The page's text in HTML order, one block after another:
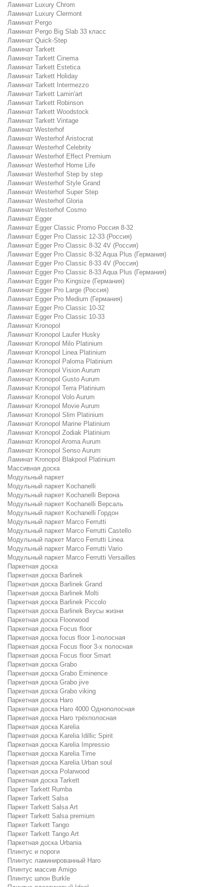
Ламинат Luxury Chrom
Ламинат Luxury Clermont
Ламинат Pergo
Ламинат Pergo Big Slab 33 класс
Ламинат Quick-Step
Ламинат Tarkett
Ламинат Tarkett Cinema
Ламинат Tarkett Estetica
Ламинат Tarkett Holiday
Ламинат Tarkett Intermezzo
Ламинат Tarkett Lamin'art
Ламинат Tarkett Robinson
Ламинат Tarkett Woodstock
Ламинат Tarkett Vintage
Ламинат Westerhof
Ламинат Westerhof Aristocrat
Ламинат Westerhof Celebrity
Ламинат Westerhof Effect Premium
Ламинат Westerhof Home Life
Ламинат Westerhof Step by step
Ламинат Westerhof Style Grand
Ламинат Westerhof Super Step
Ламинат Westerhof Gloria
Ламинат Westerhof Cosmo
Ламинат Egger
Ламинат Egger Classic Promo Россия 8-32
Ламинат Egger Pro Classic 12-33 (Россия)
Ламинат Egger Pro Classic 8-32 4V (Россия)
Ламинат Egger Pro Classic 8-32 Aqua Plus (Германия)
Ламинат Egger Pro Classic 8-33 4V (Россия)
Ламинат Egger Pro Classic 8-33 Aqua Plus (Германия)
Ламинат Egger Pro Kingsize (Германия)
Ламинат Egger Pro Large (Россия)
Ламинат Egger Pro Medium (Германия)
Ламинат Egger Pro Classic 10-32
Ламинат Egger Pro Classic 10-33
Ламинат Kronopol
Ламинат Kronopol Laufer Husky
Ламинат Kronopol Milo Platinium
Ламинат Kronopol Linea Platinium
Ламинат Kronopol Paloma Platinium
Ламинат Kronopol Vision Aurum
Ламинат Kronopol Gusto Aurum
Ламинат Kronopol Terra Platinium
Ламинат Kronopol Volo Aurum
Ламинат Kronopol Movie Aurum
Ламинат Kronopol Slim Platinium
Ламинат Kronopol Marine Platinium
Ламинат Kronopol Zodiak Platinium
Ламинат Kronopol Aroma Aurum
Ламинат Kronopol Senso Aurum
Ламинат Kronopol Blakpool Platinium
Массивная доска
Модульный паркет
Модульный паркет Kochanelli
Модульный паркет Kochanelli Верона
Модульный паркет Kochanelli Версаль
Модульный паркет Kochanelli Гордон
Модульный паркет Marco Ferrutti
Модульный паркет Marco Ferrutti Castello
Модульный паркет Marco Ferrutti Linea
Модульный паркет Marco Ferrutti Vario
Модульный паркет Marco Ferrutti Versailles
Паркетная доска
Паркетная доска Barlinek
Паркетная доска Barlinek Grand
Паркетная доска Barlinek Molti
Паркетная доска Barlinek Piccolo
Паркетная доска Barlinek Вкусы жизни
Паркетная доска Floorwood
Паркетная доска Focus floor
Паркетная доска focus floor 1-полосная
Паркетная доска Focus floor 3-х полосная
Паркетная доска Focus floor Smart
Паркетная доска Grabo
Паркетная доска Grabo Eminence
Паркетная доска Grabo jive
Паркетная доска Grabo viking
Паркетная доска Haro
Паркетная доска Haro 4000 Однополосная
Паркетная доска Haro трёхполосная
Паркетная доска Karelia
Паркетная доска Karelia Idillic Spirit
Паркетная доска Karelia Impressio
Паркетная доска Karelia Time
Паркетная доска Karelia Urban soul
Паркетная доска Polarwood
Паркетная доска Tarkett
Паркет Tarkett Rumba
Паркет Tarkett Salsa
Паркет Tarkett Salsa Art
Паркет Tarkett Salsa premium
Паркет Tarkett Tango
Паркет Tarkett Tango Art
Паркетная доска Urbania
Плинтус и пороги
Плинтус ламинированный Haro
Плинтус массив Amigo
Плинтус шпон Burkle